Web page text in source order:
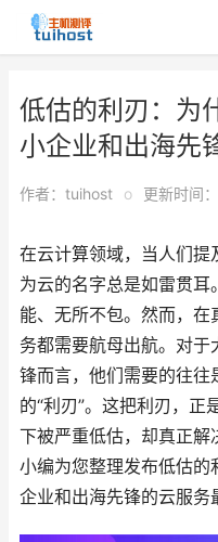
低估的利刃：为
小企业和出海先
作者：tuihost o 更新时间
在云计算领域，当人们提
为云的名字总是如雷贯
能、无所不包。然而，
务都需要航母出航。对
锋而言，他们需要的往往
的“利刃”。这把利刃，正
下被严重低估，却真正
小编为您整理发布低估的
企业和出海先锋的云服务